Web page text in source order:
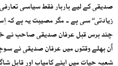
صدیقی کے لیے باربار فقط سیاسی
زیادتی‘‘ سی ہے ۔ مگر مصیبت یہ ہے کہ
چند برس قبل عرفان صدیقی صاحب نے
اُن بھلے وقتوں میں عرفان صدیقی نے